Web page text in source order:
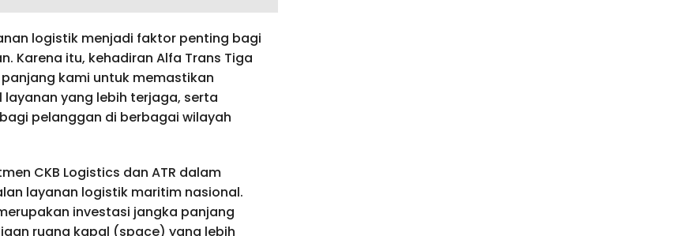
logistik menjadi faktor penting bagi
Karena itu, kehadiran Alfa Trans Tiga
kami untuk memastikan
yang lebih terjaga, serta
pelanggan di berbagai wilayah
CKB Logistics dan ATR dalam
layanan logistik maritim nasional.
investasi jangka panjang
ruang kapal (space) yang lebih